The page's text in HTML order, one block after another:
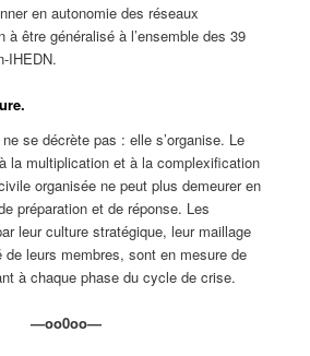
en autonomie des réseaux
à être généralisé à l’ensemble des 39
IHEDN.
se décrète pas : elle s’organise. Le
la multiplication et à la complexification
organisée ne peut plus demeurer en
préparation et de réponse. Les
leur culture stratégique, leur maillage
leurs membres, sont en mesure de
à chaque phase du cycle de crise.
—oo0oo—